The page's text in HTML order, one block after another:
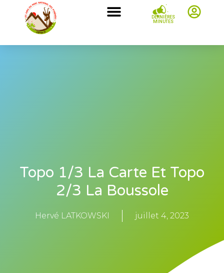
DERNIÈRES
MINUTES
Topo 1/3 La Carte Et Topo
2/3 La Boussole
Hervé LATKOWSKI juillet 4, 2023